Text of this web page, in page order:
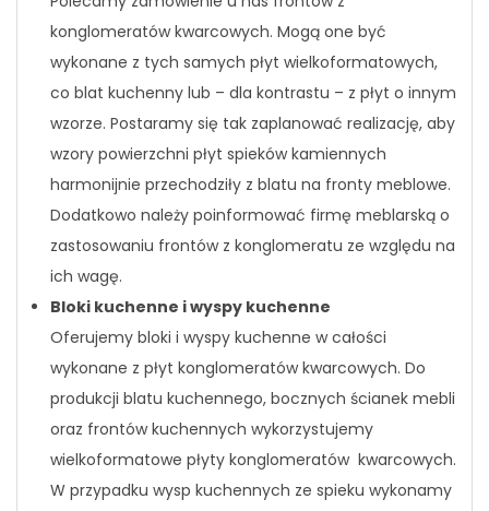
konglomeratów kwarcowych. Mogą one być
wykonane z tych samych płyt wielkoformatowych,
co blat kuchenny lub – dla kontrastu – z płyt o innym
wzorze. Postaramy się tak zaplanować realizację, aby
wzory powierzchni płyt spieków kamiennych
harmonijnie przechodziły z blatu na fronty meblowe.
Dodatkowo należy poinformować firmę meblarską o
zastosowaniu frontów z konglomeratu ze względu na
ich wagę.
Bloki kuchenne i wyspy kuchenne
Oferujemy bloki i wyspy kuchenne w całości
wykonane z płyt konglomeratów kwarcowych. Do
produkcji blatu kuchennego, bocznych ścianek mebli
oraz frontów kuchennych wykorzystujemy
wielkoformatowe płyty konglomeratów kwarcowych.
W przypadku wysp kuchennych ze spieku wykonamy